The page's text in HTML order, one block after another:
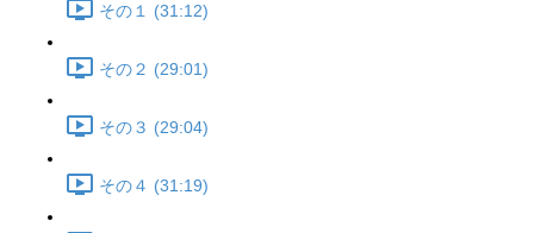
その１ (31:12)
その２ (29:01)
その３ (29:04)
その４ (31:19)